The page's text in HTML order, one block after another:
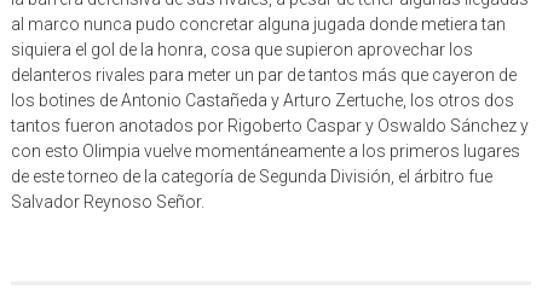
al marco nunca pudo concretar alguna jugada donde metiera tan
siquiera el gol de la honra, cosa que supieron aprovechar los
delanteros rivales para meter un par de tantos más que cayeron de
los botines de Antonio Castañeda y Arturo Zertuche, los otros dos
tantos fueron anotados por Rigoberto Caspar y Oswaldo Sánchez y
con esto Olimpia vuelve momentáneamente a los primeros lugares
de este torneo de la categoría de Segunda División, el árbitro fue
Salvador Reynoso Señor.